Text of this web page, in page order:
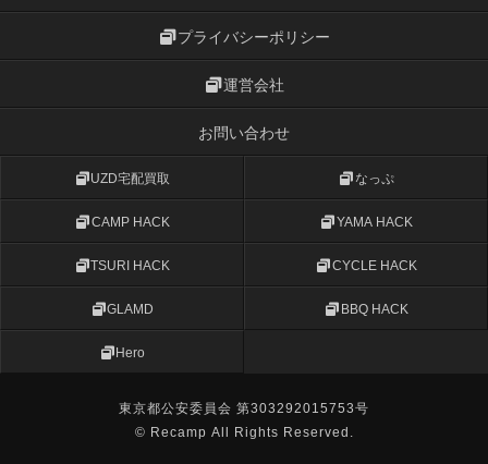
プライバシーポリシー
運営会社
お問い合わせ
UZD宅配買取 なっぷ
CAMP HACK YAMA HACK
TSURI HACK CYCLE HACK
GLAMD BBQ HACK
Hero
東京都公安委員会 第303292015753号
© Recamp All Rights Reserved.